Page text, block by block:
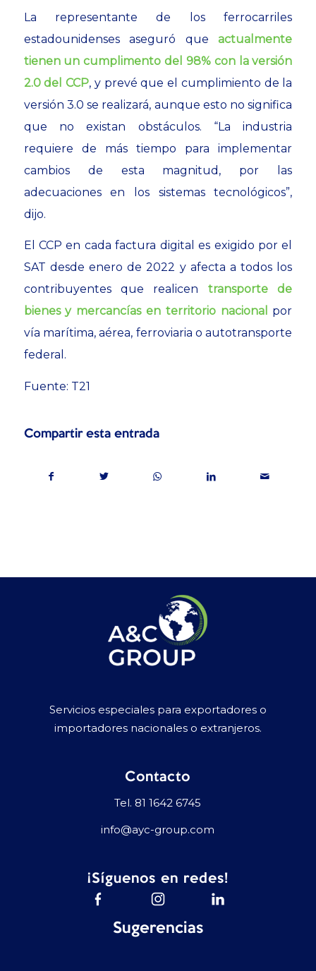
La representante de los ferrocarriles
estadounidenses aseguró que actualmente
tienen un cumplimento del 98% con la versión
2.0 del CCP, y prevé que el cumplimiento de la
versión 3.0 se realizará, aunque esto no significa
que no existan obstáculos. “La industria
requiere de más tiempo para implementar
cambios de esta magnitud, por las
adecuaciones en los sistemas tecnológicos”,
dijo.
El CCP en cada factura digital es exigido por el
SAT desde enero de 2022 y afecta a todos los
contribuyentes que realicen transporte de
bienes y mercancías en territorio nacional
por
vía marítima, aérea, ferroviaria o autotransporte
federal.
Fuente: T21
Compartir esta entrada
Servicios especiales para exportadores o
importadores nacionales o extranjeros.
Contacto
Tel. 81 1642 6745
info@ayc-group.com
¡Síguenos en redes!
Sugerencias